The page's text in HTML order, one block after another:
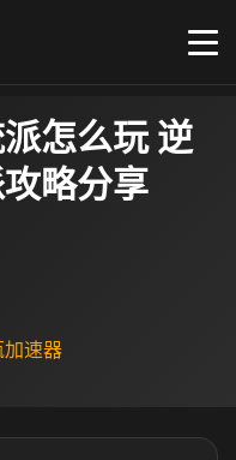
怎么玩 逆
略分享
速器